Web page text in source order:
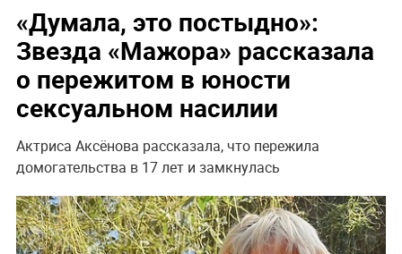
«Думала, это постыдно»:
Звезда «Мажора» рассказала
о пережитом в юности
сексуальном насилии
Актриса Аксёнова рассказала, что пережила
домогательства в 17 лет и замкнулась